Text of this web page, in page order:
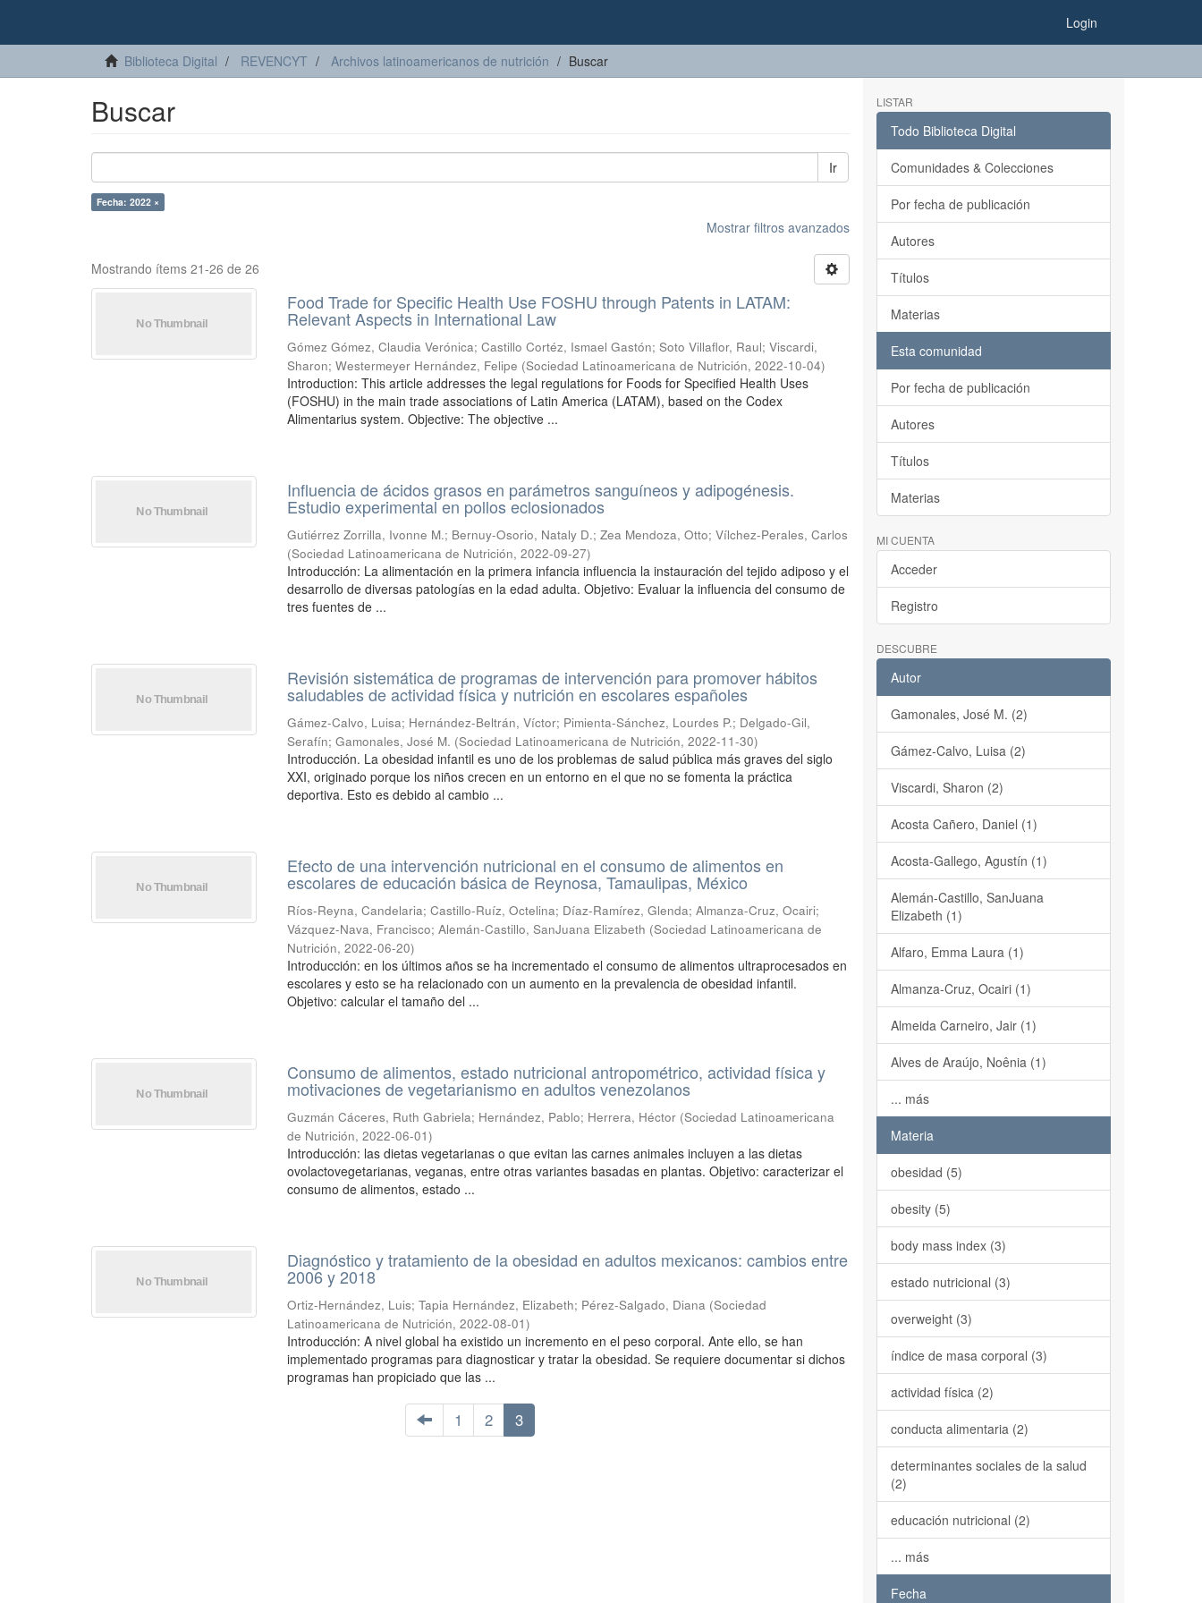
Login
Biblioteca Digital REVENCYT Archivos latinoamericanos de nutrición Buscar
Buscar
Ir
Fecha: 2022 ×
Mostrar filtros avanzados
Mostrando ítems 21-26 de 26
Food Trade for Specific Health Use FOSHU through Patents in LATAM:
Relevant Aspects in International Law
Gómez Gómez, Claudia Verónica;Castillo Cortéz, Ismael Gastón;Soto Villaflor, Raul;Viscardi,
Sharon;Westermeyer Hernández, Felipe (Sociedad Latinoamericana de Nutrición,2022-10-04)
Introduction: This article addresses the legal regulations for Foods for Specified Health Uses
(FOSHU) in the main trade associations of Latin America (LATAM), based on the Codex
Alimentarius system. Objective: The objective ...
Influencia de ácidos grasos en parámetros sanguíneos y adipogénesis.
Estudio experimental en pollos eclosionados
Gutiérrez Zorrilla, Ivonne M.; Bernuy-Osorio, Nataly D.;Zea Mendoza, Otto;Vílchez-Perales, Carlos
(Sociedad Latinoamericana de Nutrición,2022-09-27)
Introducción: La alimentación en la primera infancia influencia la instauración del tejido adiposo y el
desarrollo de diversas patologías en la edad adulta. Objetivo: Evaluar la influencia del consumo de
tres fuentes de ...
Revisión sistemática de programas de intervención para promover hábitos
saludables de actividad física y nutrición en escolares españoles
Gámez-Calvo, Luisa; Hernández-Beltrán, Víctor; Pimienta-Sánchez, Lourdes P.; Delgado-Gil,
Serafín;Gamonales, José M. (Sociedad Latinoamericana de Nutrición,2022-11-30)
Introducción. La obesidad infantil es uno de los problemas de salud pública más graves del siglo
XXI, originado porque los niños crecen en un entorno en el que no se fomenta la práctica
deportiva. Esto es debido al cambio ...
Efecto de una intervención nutricional en el consumo de alimentos en
escolares de educación básica de Reynosa, Tamaulipas, México
Ríos-Reyna, Candelaria;Castillo-Ruíz, Octelina; Díaz-Ramírez, Glenda;Almanza-Cruz, Ocairi;
Vázquez-Nava, Francisco;Alemán-Castillo, SanJuana Elizabeth (Sociedad Latinoamericana de
Nutrición,2022-06-20)
Introducción: en los últimos años se ha incrementado el consumo de alimentos ultraprocesados en
escolares y esto se ha relacionado con un aumento en la prevalencia de obesidad infantil.
Objetivo: calcular el tamaño del ...
Consumo de alimentos, estado nutricional antropométrico, actividad física y
motivaciones de vegetarianismo en adultos venezolanos
Guzmán Cáceres, Ruth Gabriela; Hernández, Pablo; Herrera, Héctor (Sociedad Latinoamericana
de Nutrición,2022-06-01)
Introducción: las dietas vegetarianas o que evitan las carnes animales incluyen a las dietas
ovolactovegetarianas, veganas, entre otras variantes basadas en plantas. Objetivo: caracterizar el
consumo de alimentos, estado ...
Diagnóstico y tratamiento de la obesidad en adultos mexicanos: cambios entre
2006 y 2018
Ortiz-Hernández, Luis;Tapia Hernández, Elizabeth; Pérez-Salgado, Diana (Sociedad
Latinoamericana de Nutrición,2022-08-01)
Introducción: A nivel global ha existido un incremento en el peso corporal. Ante ello, se han
implementado programas para diagnosticar y tratar la obesidad. Se requiere documentar si dichos
programas han propiciado que las ...
1 2 3
LISTAR
Todo Biblioteca Digital
Comunidades & Colecciones
Por fecha de publicación
Autores
Títulos
Materias
Esta comunidad
Por fecha de publicación
Autores
Títulos
Materias
MI CUENTA
Acceder
Registro
DESCUBRE
Autor
Gamonales, José M. (2)
Gámez-Calvo, Luisa (2)
Viscardi, Sharon (2)
Acosta Cañero, Daniel (1)
Acosta-Gallego, Agustín (1)
Alemán-Castillo, SanJuana
Elizabeth (1)
Alfaro, Emma Laura (1)
Almanza-Cruz, Ocairi (1)
Almeida Carneiro, Jair (1)
Alves de Araújo, Noênia (1)
... más
Materia
obesidad (5)
obesity (5)
body mass index (3)
estado nutricional (3)
overweight (3)
índice de masa corporal (3)
actividad física (2)
conducta alimentaria (2)
determinantes sociales de la salud
(2)
educación nutricional (2)
... más
Fecha